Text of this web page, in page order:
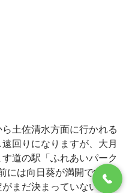
ら土佐清水方面に行かれる
回りになりますが、大月
道の駅「ふれあいパーク
には向日葵が満開です。
まだ決まっていないとい